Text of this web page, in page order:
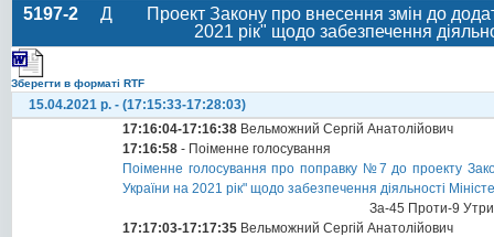
5197-2 Д
Проект Закону про внесення змін до
2021 рік" щодо забезпечення
Зберегти в форматі RTF
15.04.2021 р. - (17:15:33-17:28:03)
17:16:04-17:16:38 Вельможний Сергій Анатолійович
17:16:58 - Поіменне голосування
Поіменне голосування про поправку №7 до проекту
України на 2021 рік" щодо забезпечення діяльності
За-45 Проти-9
17:17:03-17:17:35 Вельможний Сергій Анатолійович